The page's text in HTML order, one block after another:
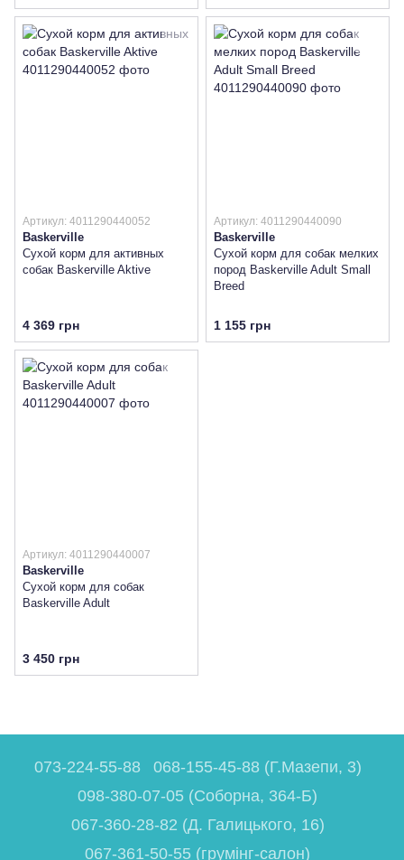
Артикул: 4011290440052
Baskerville
Сухой корм для активных
собак Baskerville Aktive
4 369 грн
Артикул: 4011290440090
Baskerville
Сухой корм для собак мелких
пород Baskerville Adult Small
Breed
1 155 грн
Артикул: 4011290440007
Baskerville
Сухой корм для собак
Baskerville Adult
3 450 грн
073-224-55-88
068-155-45-88 (Г.Мазепи, 3)
098-380-07-05 (Соборна, 364-Б)
067-360-28-82 (Д. Галицького, 16)
067-361-50-55 (грумінг-салон)